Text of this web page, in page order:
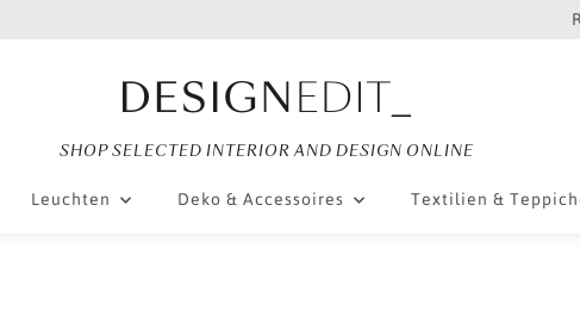
SHOP SELECTED INTERIOR AND DESIGN ONLINE
Leuchten Deko & Accessoires Textilien &